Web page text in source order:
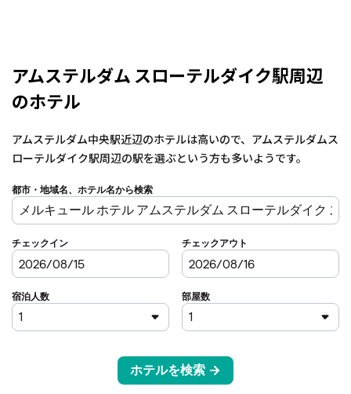
アムステルダム スローテルダイク駅周辺
のホテル
アムステルダム中央駅近辺のホテルは高いので、アムステルダムス
ローテルダイク駅周辺の駅を選ぶという方も多いようです。